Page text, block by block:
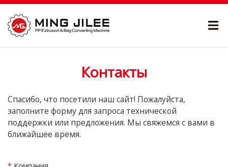
Контакты
Спасибо, что посетили наш сайт! Пожалуйста,
заполните форму для запроса технической
поддержки или предложения. Мы свяжемся с вами в
ближайшее время.